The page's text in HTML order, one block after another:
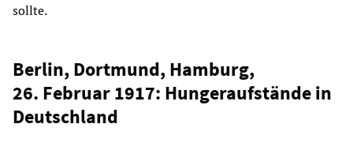
sollte.
Berlin, Dortmund, Hamburg,
26. Februar 1917: Hungeraufstände in
Deutschland